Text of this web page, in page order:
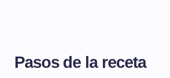
Pasos de la receta